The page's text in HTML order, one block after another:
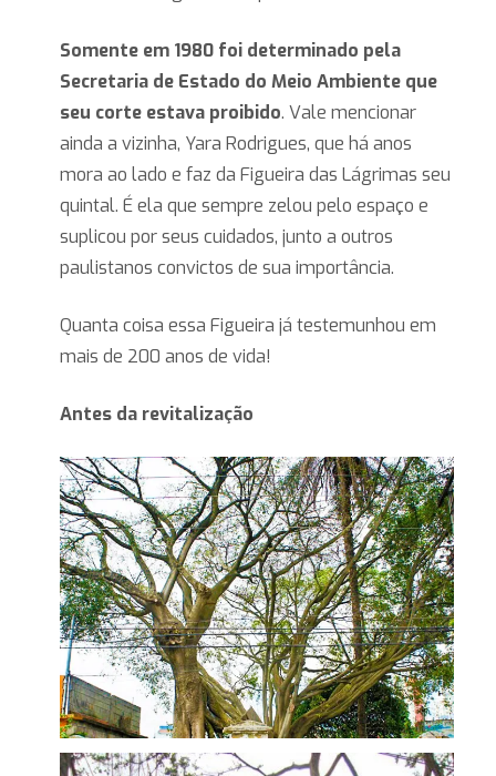
Somente em 1980 foi determinado pela
Secretaria de Estado do Meio Ambiente que
seu corte estava proibido. Vale mencionar
ainda a vizinha, Yara Rodrigues, que há anos
mora ao lado e faz da Figueira das Lágrimas seu
quintal. É ela que sempre zelou pelo espaço e
suplicou por seus cuidados, junto a outros
paulistanos convictos de sua importância.
Quanta coisa essa Figueira já testemunhou em
mais de 200 anos de vida!
Antes da revitalização